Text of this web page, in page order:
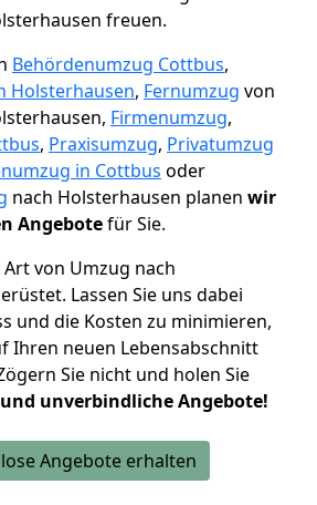
freuen.
Behördenumzug Cottbus,
Holsterhausen, Fernumzug von
Firmenumzug,
, Praxisumzug, Privatumzug
in Cottbus oder
nach Holsterhausen planen wir
Angebotefür Sie.
von Umzug nach
Lassen Sie uns dabei
und die Kosten zu minimieren,
Ihren neuen Lebensabschnitt
Sie nicht und holen Sie
unverbindliche Angebote!
Angebote erhalten